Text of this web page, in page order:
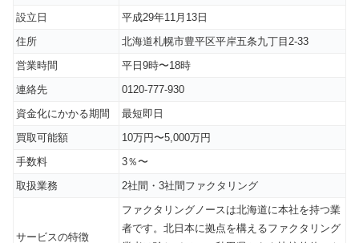
設立日
平成29年11月13日
住所
北海道札幌市豊平区平岸五条九丁目2-33
営業時間
平日9時〜18時
連絡先
0120-777-930
資金化にかかる期間
最短即日
買取可能額
10万円〜5,000万円
手数料
3％〜
取扱業務
2社間・3社間ファクタリング
サービスの特徴
ファクタリングノースは北海道に本社を持つ業
者です。北日本に拠点を構えるファクタリング